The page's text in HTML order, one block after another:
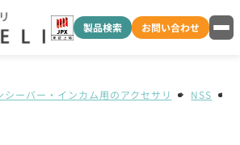
製品検索 お問い合わせ
シーバー・インカム用のアクセサリ NSS